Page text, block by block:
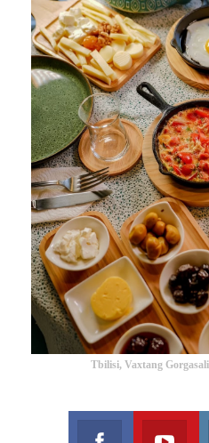
Tbilisi, Vaxtang
Facebook